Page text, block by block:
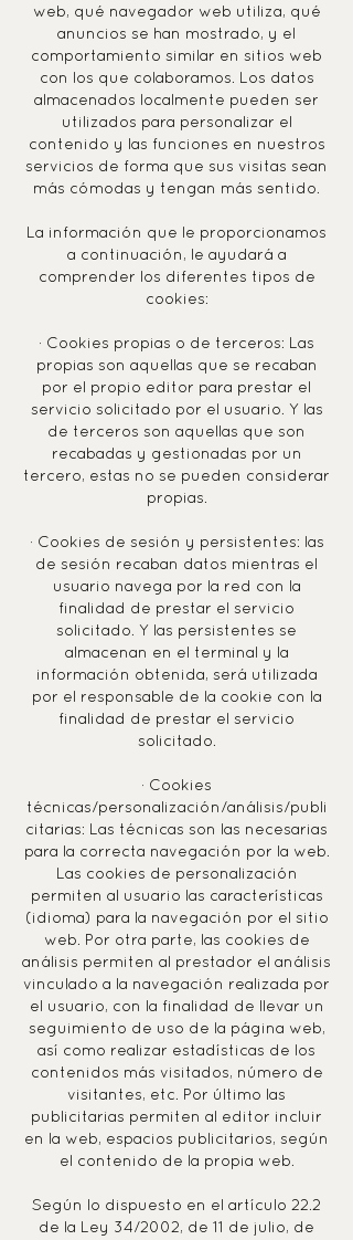
web, qué navegador web utiliza, qué
anuncios se han mostrado, y el
comportamiento similar en sitios web
con los que colaboramos. Los datos
almacenados localmente pueden ser
utilizados para personalizar el
contenido y las funciones en nuestros
servicios de forma que sus visitas sean
más cómodas y tengan más sentido.
La información que le proporcionamos
a continuación, le ayudará a
comprender los diferentes tipos de
cookies:
· Cookies propias o de terceros: Las
propias son aquellas que se recaban
por el propio editor para prestar el
servicio solicitado por el usuario. Y las
de terceros son aquellas que son
recabadas y gestionadas por un
tercero, estas no se pueden considerar
propias.
· Cookies de sesión y persistentes: las
de sesión recaban datos mientras el
usuario navega por la red con la
finalidad de prestar el servicio
solicitado. Y las persistentes se
almacenan en el terminal y la
información obtenida, será utilizada
por el responsable de la cookie con la
finalidad de prestar el servicio
solicitado.
· Cookies
técnicas/personalización/análisis/publi
citarias: Las técnicas son las necesarias
para la correcta navegación por la web.
Las cookies de personalización
permiten al usuario las características
(idioma) para la navegación por el sitio
web. Por otra parte, las cookies de
análisis permiten al prestador el análisis
vinculado a la navegación realizada por
el usuario, con la finalidad de llevar un
seguimiento de uso de la página web,
así como realizar estadísticas de los
contenidos más visitados, número de
visitantes, etc. Por último las
publicitarias permiten al editor incluir
en la web, espacios publicitarios, según
el contenido de la propia web.
Según lo dispuesto en el artículo 22.2
de la Ley 34/2002, de 11 de julio, de